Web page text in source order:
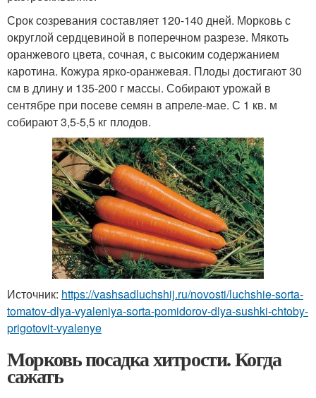
Срок созревания составляет 120-140 дней. Морковь с
округлой сердцевиной в поперечном разрезе. Мякоть
оранжевого цвета, сочная, с высоким содержанием
каротина. Кожура ярко-оранжевая. Плоды достигают 30
см в длину и 135-200 г массы. Собирают урожай в
сентябре при посеве семян в апреле-мае. С 1 кв. м
собирают 3,5-5,5 кг плодов.
Источник: https://vashsadluchshij.ru/novosti/luchshie-sorta-
tomatov-dlya-vyaleniya-sorta-pomidorov-dlya-sushki-chtoby-
prigotovit-vyalenye
Морковь посадка хитрости. Когда
сажать